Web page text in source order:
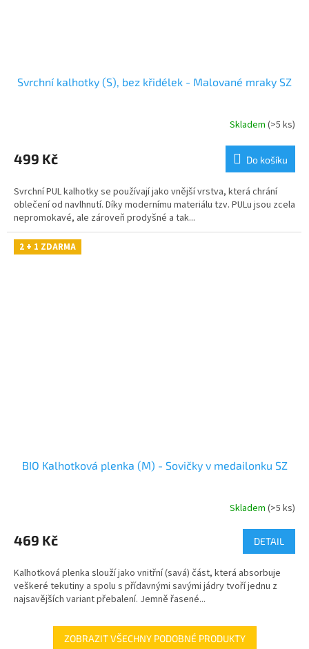
Svrchní kalhotky (S), bez křidélek - Malované mraky SZ
Skladem (>5 ks)
499 Kč Do košíku
Svrchní PUL kalhotky se používají jako vnější vrstva, která chrání
oblečení od navlhnutí. Díky modernímu materiálu tzv. PULu jsou zcela
nepromokavé, ale zároveň prodyšné a tak...
2 + 1 ZDARMA
BIO Kalhotková plenka (M) - Sovičky v medailonku SZ
Skladem (>5 ks)
469 Kč DETAIL
Kalhotková plenka slouží jako vnitřní (savá) část, která absorbuje
veškeré tekutiny a spolu s přídavnými savými jádry tvoří jednu z
najsavějších variant přebalení. Jemně řasené...
ZOBRAZIT VŠECHNY PODOBNÉ PRODUKTY